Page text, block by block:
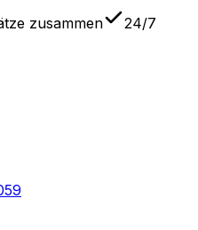
zusammen
24/7